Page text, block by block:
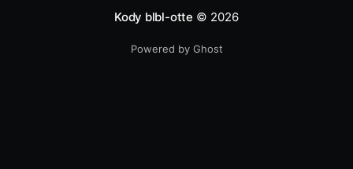
Kody blbl-otte © 2026
Powered by Ghost